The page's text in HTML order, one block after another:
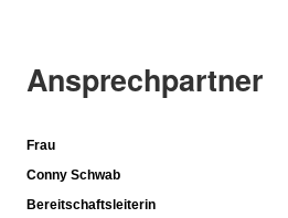
Ansprechpartner
Frau
Conny Schwab
Bereitschaftsleiterin